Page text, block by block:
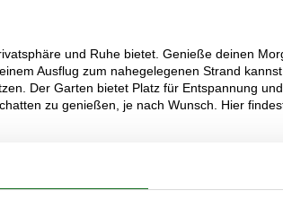
und Ruhe bietet. Genieße deinen
Ausflug zum nahegelegenen Strand
Der Garten bietet Platz für Entspannung
zu genießen, je nach Wunsch. Hier
bietet eine Vielzahl an Sommeraktivitäten,
Strand ist nur einen kurzen